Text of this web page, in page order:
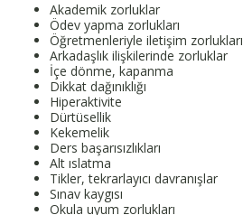
Akademik zorluklar
Ödev yapma zorlukları
Öğretmenleriyle iletişim zorlukları
Arkadaşlık ilişkilerinde zorluklar
İçe dönme, kapanma
Dikkat dağınıklığı
Hiperaktivite
Dürtüsellik
Kekemelik
Ders başarısızlıkları
Alt ıslatma
Tikler, tekrarlayıcı davranışlar
Sınav kaygısı
Okula uyum zorlukları